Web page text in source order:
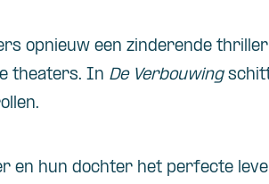
opnieuw een zinderende
theaters. In De Verbouwing
en hun dochter het perfecte